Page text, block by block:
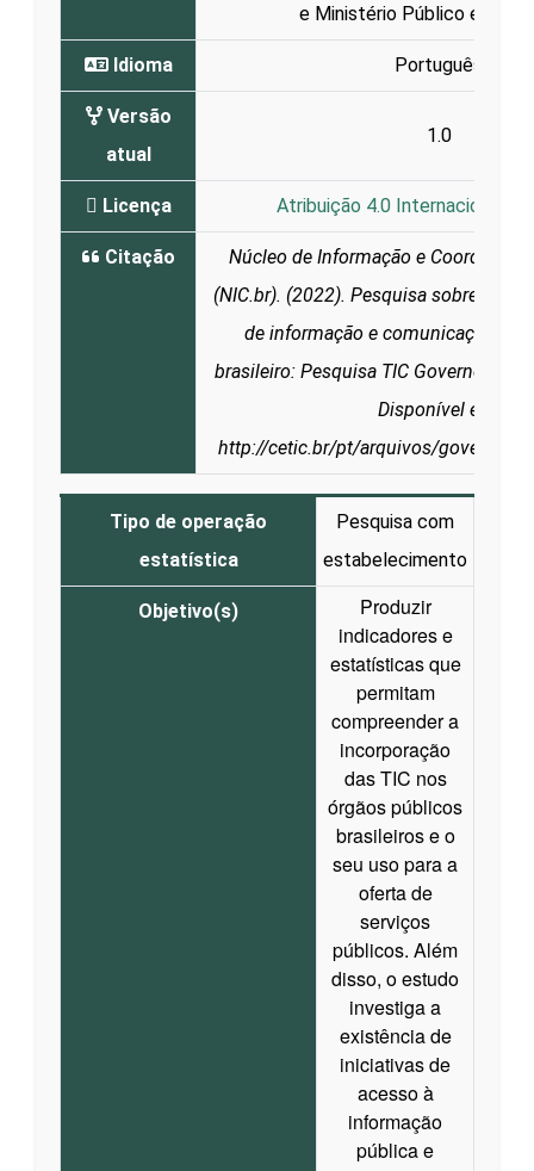
e Ministério Público e
Idioma Português
Versão
atual
1.0
Licença Atribuição 4.0 Internacional
Citação
Núcleo de Informação e
(NIC.br). (2022). Pesquisa sobre o
de informação e comunicação no
brasileiro: Pesquisa TIC Governo
Disponível em:
http://cetic.br/pt/arquivos/governo/
Tipo de operação
estatística
Pesquisa com
estabelecimento
Objetivo(s)
Produzir
indicadores e
estatísticas que
permitam
compreender a
incorporação
das TIC nos
órgãos públicos
brasileiros e o
seu uso para a
oferta de
serviços
públicos. Além
disso, o estudo
investiga a
existência de
iniciativas de
acesso à
informação
pública e